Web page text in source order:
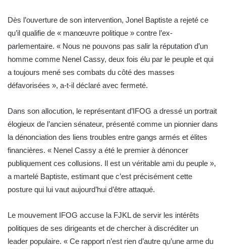
Dès l’ouverture de son intervention, Jonel Baptiste a rejeté ce
qu’il qualifie de « manœuvre politique » contre l’ex-
parlementaire. « Nous ne pouvons pas salir la réputation d’un
homme comme Nenel Cassy, deux fois élu par le peuple et qui
a toujours mené ses combats du côté des masses
défavorisées », a-t-il déclaré avec fermeté.
Dans son allocution, le représentant d’IFOG a dressé un portrait
élogieux de l’ancien sénateur, présenté comme un pionnier dans
la dénonciation des liens troubles entre gangs armés et élites
financières. « Nenel Cassy a été le premier à dénoncer
publiquement ces collusions. Il est un véritable ami du peuple »,
a martelé Baptiste, estimant que c’est précisément cette
posture qui lui vaut aujourd’hui d’être attaqué.
Le mouvement IFOG accuse la FJKL de servir les intérêts
politiques de ses dirigeants et de chercher à discréditer un
leader populaire. « Ce rapport n’est rien d’autre qu’une arme du